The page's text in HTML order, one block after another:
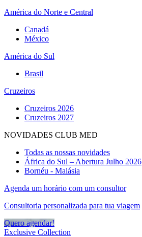
América do Norte e Central
Canadá
México
América do Sul
Brasil
Cruzeiros
Cruzeiros 2026
Cruzeiros 2027
NOVIDADES CLUB MED
Todas as nossas novidades
África do Sul – Abertura Julho 2026
Bornéu - Malásia
Agenda um horário com um consultor
Consultoria personalizada para tua viagem
Quero agendar!
Exclusive Collection